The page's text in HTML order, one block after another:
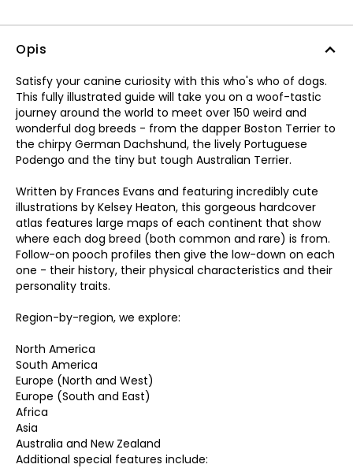
Opis
Satisfy your canine curiosity with this who's who of dogs.
This fully illustrated guide will take you on a woof-tastic
journey around the world to meet over 150 weird and
wonderful dog breeds - from the dapper Boston Terrier to
the chirpy German Dachshund, the lively Portuguese
Podengo and the tiny but tough Australian Terrier.
Written by Frances Evans and featuring incredibly cute
illustrations by Kelsey Heaton, this gorgeous hardcover
atlas features large maps of each continent that show
where each dog breed (both common and rare) is from.
Follow-on pooch profiles then give the low-down on each
one - their history, their physical characteristics and their
personality traits.
Region-by-region, we explore:
North America
South America
Europe (North and West)
Europe (South and East)
Africa
Asia
Australia and New Zealand
Additional special features include: